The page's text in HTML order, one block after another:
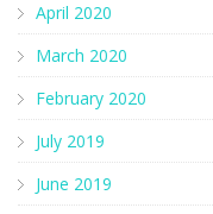
April 2020
March 2020
February 2020
July 2019
June 2019